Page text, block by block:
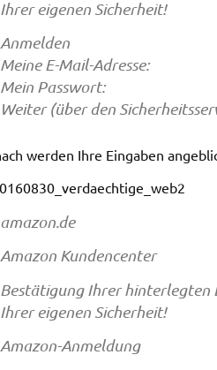
Ihrer eigenen Sicherheit!
Anmelden
Meine E-Mail-Adresse:
Mein Passwort:
Weiter (über den
werden Ihre Eingaben
amazon.de
Amazon Kundencenter
Bestätigung Ihrer hinterlegten
Ihrer eigenen Sicherheit!
Amazon-Anmeldung